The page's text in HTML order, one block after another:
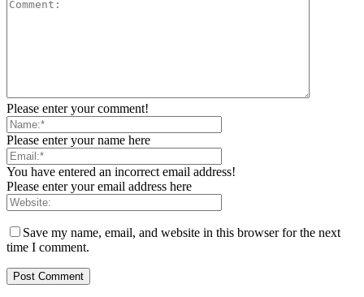
Please enter your comment!
Please enter your name here
You have entered an incorrect email address!
Please enter your email address here
Save my name, email, and website in this browser for the next
time I comment.